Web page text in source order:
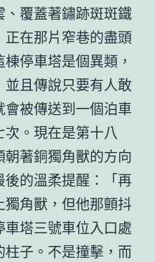
覆蓋著鏽跡斑斑鐵
在那片窄巷的盡頭
停車塔是個異類，
且傳說只要有人敢
被傳送到一個泊車
。現在是第十八
著銅獨角獸的方向
的溫柔提醒：「再
獨角獸，但他那顫抖
塔三號車位入口處
子。不是撞擊，而